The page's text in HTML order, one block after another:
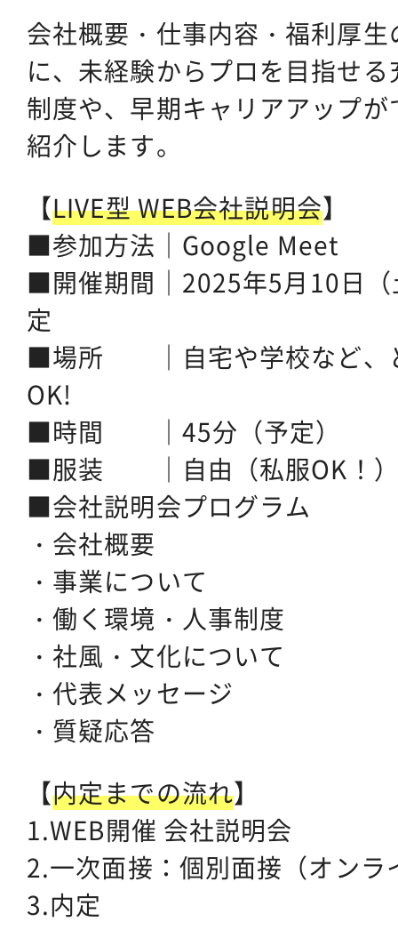
会社概要・仕事内容・福利厚
に、未経験からプロを目指せ
制度や、早期キャリアアップ
紹介します。
【LIVE型 WEB会社説明会】
■参加方法｜Google Meet
■開催期間｜2025年5月10日
定
■場所 ｜自宅や学校など、
OK!
■時間 ｜45分（予定）
■服装 ｜自由（私服OK！
■会社説明会プログラム
・会社概要
・事業について
・働く環境・人事制度
・社風・文化について
・代表メッセージ
・質疑応答
【内定までの流れ】
1.WEB開催 会社説明会
2.一次面接：個別面接（オンラ
3.内定